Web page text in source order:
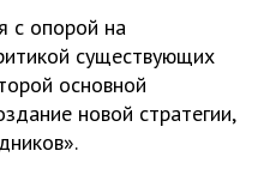
с опорой на
существующих
основной
новой стратегии,